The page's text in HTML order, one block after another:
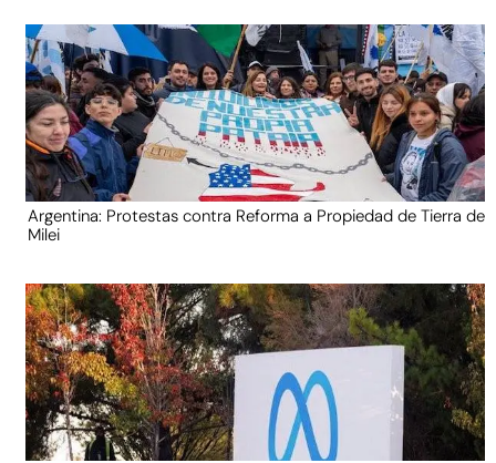
Argentina: Protestas contra Reforma a Propiedad de Tierra de
Milei